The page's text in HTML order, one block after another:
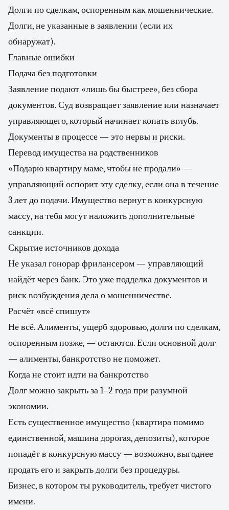
Долги по сделкам, оспоренным как мошеннические.
Долги, не указанные в заявлении (если их
обнаружат).
Главные ошибки
Подача без подготовки
Заявление подают «лишь бы быстрее», без сбора
документов. Суд возвращает заявление или назначает
управляющего, который начинает копать вглубь.
Документы в процессе — это нервы и риски.
Перевод имущества на родственников
«Подарю квартиру маме, чтобы не продали» —
управляющий оспорит эту сделку, если она в течение
3 лет до подачи. Имущество вернут в конкурсную
массу, на тебя могут наложить дополнительные
санкции.
Скрытие источников дохода
Не указал гонорар фрилансером — управляющий
найдёт через банк. Это уже подделка документов и
риск возбуждения дела о мошенничестве.
Расчёт «всё спишут»
Не всё. Алименты, ущерб здоровью, долги по сделкам,
оспоренным позже, — остаются. Если основной долг
— алименты, банкротство не поможет.
Когда не стоит идти на банкротство
Долг можно закрыть за 1–2 года при разумной
экономии.
Есть существенное имущество (квартира помимо
единственной, машина дорогая, депозиты), которое
попадёт в конкурсную массу — возможно, выгоднее
продать его и закрыть долги без процедуры.
Бизнес, в котором ты руководитель, требует чистого
имени.